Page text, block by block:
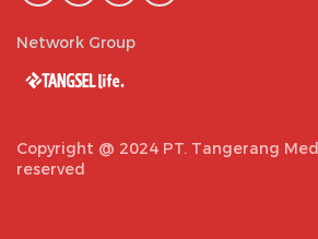
Network Group
Copyright @ 2024 PT. Tangerang
reserved